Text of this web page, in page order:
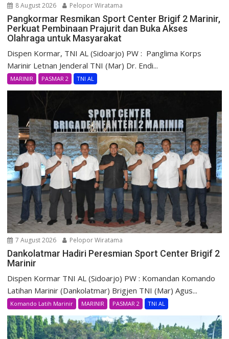
8 August 2026 Pelopor Wiratama
Pangkormar Resmikan Sport Center Brigif 2 Marinir,
Perkuat Pembinaan Prajurit dan Buka Akses
Olahraga untuk Masyarakat
Dispen Kormar, TNI AL (Sidoarjo) PW : Panglima Korps
Marinir Letnan Jenderal TNI (Mar) Dr. Endi...
MARINIR PASMAR 2 TNI AL
7 August 2026 Pelopor Wiratama
Dankolatmar Hadiri Peresmian Sport Center Brigif 2
Marinir
Dispen Kormar TNI AL (Sidoarjo) PW : Komandan Komando
Latihan Marinir (Dankolatmar) Brigjen TNI (Mar) Agus...
Komando Latih Marinir MARINIR PASMAR 2 TNI AL